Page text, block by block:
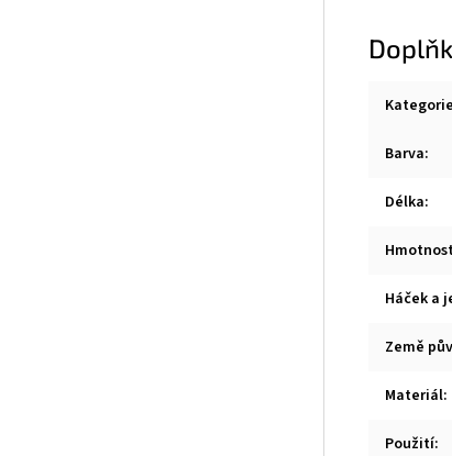
Kategorie
Barva:
Délka:
Háček a
Země
Materiál:
Použití: